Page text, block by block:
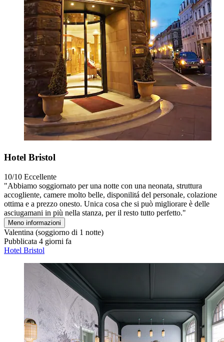
Hotel Bristol
10/10 Eccellente
"Abbiamo soggiornato per una notte con una neonata, struttura
accogliente, camere molto belle, disponilitá del personale, colazione
ottima e a prezzo onesto. Unica cosa che si può migliorare è delle
asciugamani in più nella stanza, per il resto tutto perfetto."
Meno informazioni
Valentina (soggiorno di 1 notte)
Pubblicata 4 giorni fa
Hotel Bristol